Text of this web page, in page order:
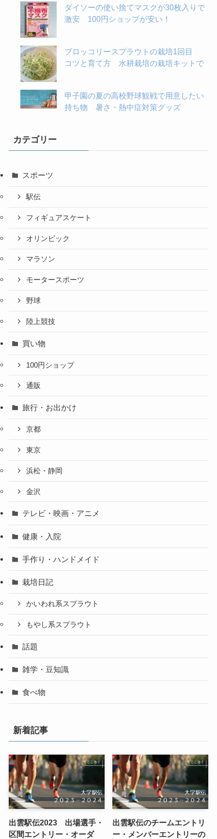
ダイソーの使い捨てマスクが30枚入りで
激安 100円ショップが安い！
ブロッコリースプラウトの栽培1回目
コツと育て方 水耕栽培の栽培キットで
甲子園の夏の高校野球観戦で用意したい
持ち物 暑さ・熱中症対策グッズ
カテゴリー
スポーツ
駅伝
フィギュアスケート
オリンピック
マラソン
モータースポーツ
野球
陸上競技
買い物
100円ショップ
通販
旅行・お出かけ
京都
東京
浜松・静岡
金沢
テレビ・映画・アニメ
健康・入院
手作り・ハンドメイド
栽培日記
かいわれ系スプラウト
もやし系スプラウト
話題
雑学・豆知識
食べ物
新着記事
出雲駅伝2023 出場選手・
区間エントリー・オーダ
出雲駅伝のチームエントリ
ー・メンバーエントリーの